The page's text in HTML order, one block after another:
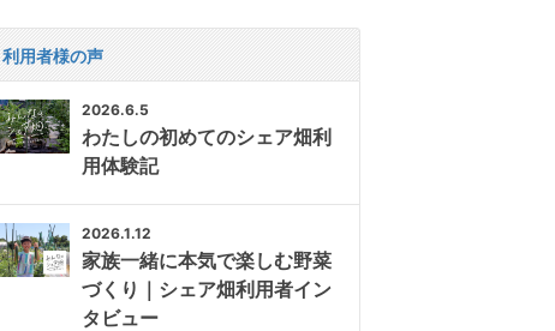
利用者様の声
2026.6.5
わたしの初めてのシェア畑利
用体験記
2026.1.12
家族一緒に本気で楽しむ野菜
づくり｜シェア畑利用者イン
タビュー